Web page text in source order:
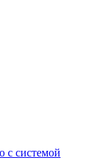
с системой